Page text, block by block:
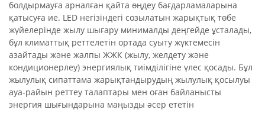
болдырмауға арналған қайта өңдеу бағдарламаларына
қатысуға ие. LED негізіндегі созылатын жарықтық төбе
жүйелерінде жылу шығару минималды деңгейде ұсталады,
бұл климаттық реттелетін ортада суыту жүктемесін
азайтады және жалпы ЖЖК (жылу, желдету және
кондиционерлеу) энергиялық тиімділігіне үлес қосады. Бұл
жылулық сипаттама жарықтандырудың жылулық қосылуы
ауа-райын реттеу талаптары мен оған байланысты
энергия шығындарына маңызды әсер ететін